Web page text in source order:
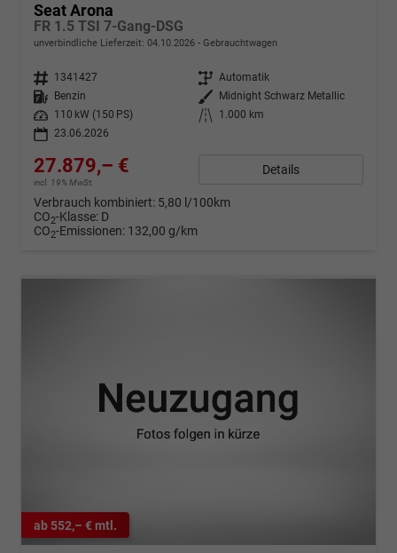
Seat Arona
FR 1.5 TSI 7-Gang-DSG
unverbindliche Lieferzeit: 04.10.2026 Gebrauchtwagen
Fahrzeugnr. 1341427 Getriebe Automatik
Kraftstoff
Benzin Außenfarbe
Midnight Schwarz Metallic
Leistung
110 kW (150 PS) Kilometerstand
1.000 km
23.06.2026
27.879,– €
incl. 19% MwSt.
Details
Verbrauch kombiniert: 5,80 l/100km
CO2-Klasse: D
CO2-Emissionen: 132,00 g/km
ab 552,– € mtl.